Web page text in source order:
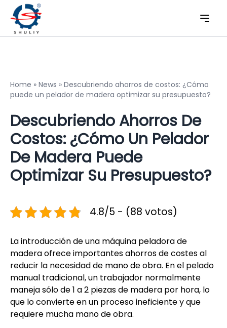
Home » News » Descubriendo ahorros de costos: ¿Cómo
puede un pelador de madera optimizar su presupuesto?
Descubriendo Ahorros De
Costos: ¿Cómo Un Pelador
De Madera Puede
Optimizar Su Presupuesto?
4.8/5 - (88 votos)
La introducción de una máquina peladora de
madera ofrece importantes ahorros de costes al
reducir la necesidad de mano de obra. En el pelado
manual tradicional, un trabajador normalmente
maneja sólo de 1 a 2 piezas de madera por hora, lo
que lo convierte en un proceso ineficiente y que
requiere mucha mano de obra.